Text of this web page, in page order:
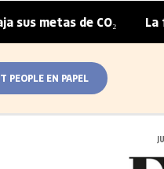
metas de CO₂ | La
PEOPLE EN PAPEL